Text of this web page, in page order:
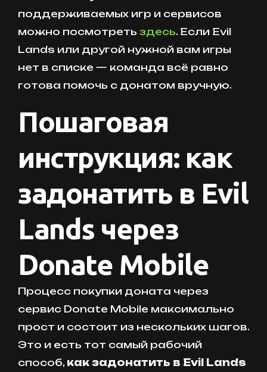
поддерживаемых игр и сервисов
можно посмотреть здесь. Если Evil
Lands или другой нужной вам игры
нет в списке — команда всё равно
готова помочь с донатом вручную.
Пошаговая
инструкция: как
задонатить в Evil
Lands через
Donate Mobile
Процесс покупки доната через
сервис Donate Mobile максимально
прост и состоит из нескольких шагов.
Это и есть тот самый рабочий
способ, как задонатить в Evil Lands